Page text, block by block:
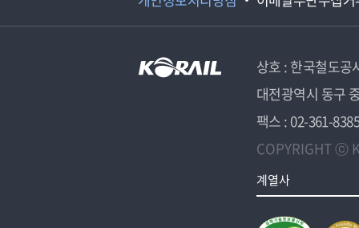
상호 : 한국철도공
대전광역시 동구
팩스 : 02-361-
COPYRIGHT ⓒ
계열사